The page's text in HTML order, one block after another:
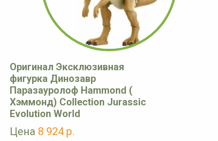
Оригинал Эксклюзивная
фигурка Динозавр
Паразауролоф Hammond (
Хэммонд) Collection Jurassic
Evolution World
Цена 8 924 р.